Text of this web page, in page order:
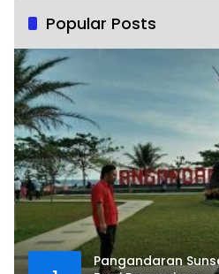
Popular Posts
Pangandaran